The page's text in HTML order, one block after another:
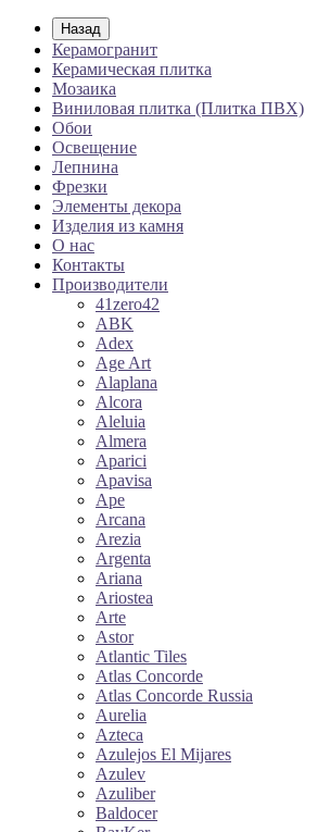
Назад
Керамогранит
Керамическая плитка
Мозаика
Виниловая плитка (Плитка ПВХ)
Обои
Освещение
Лепнина
Фрезки
Элементы декора
Изделия из камня
О нас
Контакты
Производители
41zero42
ABK
Adex
Age Art
Alaplana
Alcora
Aleluia
Almera
Aparici
Apavisa
Ape
Arcana
Arezia
Argenta
Ariana
Ariostea
Arte
Astor
Atlantic Tiles
Atlas Concorde
Atlas Concorde Russia
Aurelia
Azteca
Azulejos El Mijares
Azulev
Azuliber
Baldocer